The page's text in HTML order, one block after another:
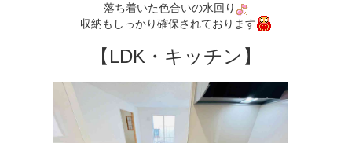
落ち着いた色合いの水回り
収納もしっかり確保されております
【LDK・キッチン】